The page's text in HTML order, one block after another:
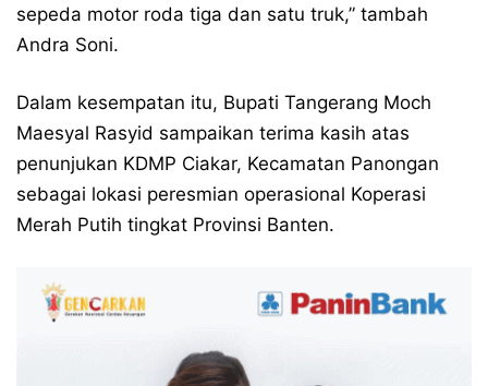
sepeda motor roda tiga dan satu truk,” tambah
Andra Soni.
Dalam kesempatan itu, Bupati Tangerang Moch
Maesyal Rasyid sampaikan terima kasih atas
penunjukan KDMP Ciakar, Kecamatan Panongan
sebagai lokasi peresmian operasional Koperasi
Merah Putih tingkat Provinsi Banten.